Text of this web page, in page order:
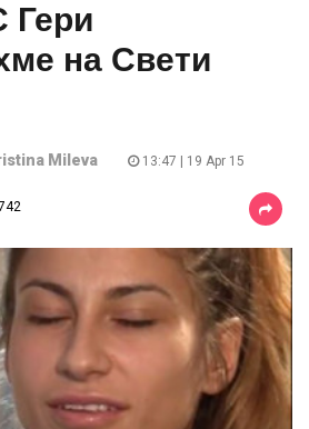
Гери
на Свети
Mileva 13:47 | 19 Apr 15